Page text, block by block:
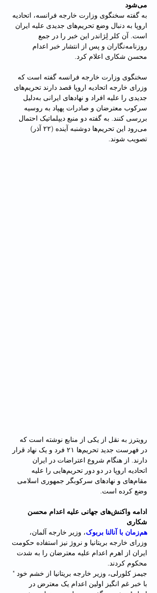
می‌شود
به گفته سخنگوی وزارت خارجه فرانسه، اتحادیه
اروپا به دنبال وضع تحریم‌های جدیدی علیه ایران
است. آن کلر لِژاندر این خبر را در جمع
روزنامه‌نگاران و پس از انتشار خبر اعدام
محسن شکاری اعلام کرد.
سخنگوی وزارت خارجه فرانسه گفته است که
وزرای خارجه اتحادیه اروپا قصد دارند تحریم‌های
جدیدی را علیه افراد و نهادهای ایرانی به‌دلیل
سرکوب معترضان و صادرات پهپاد به روسیه
بررسی کنند. به گفته دو منبع دیپلماتیک احتمال
می‌رود این تحریم‌ها دوشنبه آینده (۲۲ آذر)
تصویب شوند.
رویترز به نقل از یکی از منابع نوشته است که
در فهرست جدید تحریم‌ها ۲۱ فرد و یک نهاد قرار
دارند. از هنگام شروع اعتراضات در ایران
اتحادیه اروپا در دو دور تحریم‌هایی را علیه
مقام‌های و نهادهای سرکوبگر جمهوری اسلامی
وضع کرده است.
ادامه واکنش‌های جهانی علیه اعدام محسن
شکاری
هم‌زمان با آنالنا بربوک
، وزیر خارجه آلمان،
وزرای خارجه بریتانیا و نروژ نیز استفاده حکومت
ایران از اهرم اعدام علیه معترضان را به شدت
محکوم کردند.
جیمز کلورلی، وزیر خارجه بریتانیا از خشم خود "
با خبر غم انگیز اولین اعدام یک معترض در